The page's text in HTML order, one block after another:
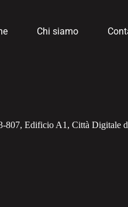
Chi siamo
807, Edificio A1, Città Digitale